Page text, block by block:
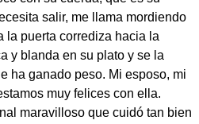
salir, me llama mordiendo
la puerta corrediza hacia la
y blanda en su plato y se la
ha ganado peso. Mi esposo, mi
muy felices con ella.
maravilloso que cuidó tan bien